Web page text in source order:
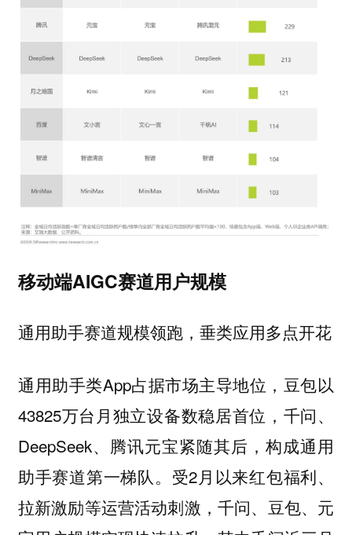
移动端AIGC赛道用户规模
通用助手赛道规模领跑，垂类应用多点开花
通用助手类App占据市场主导地位，豆包以
43825万台月独立设备数稳居首位，千问、
DeepSeek、腾讯元宝紧随其后，构成通用
助手赛道第一梯队。受2月以来红包福利、
拉新激励等运营活动刺激，千问、豆包、元